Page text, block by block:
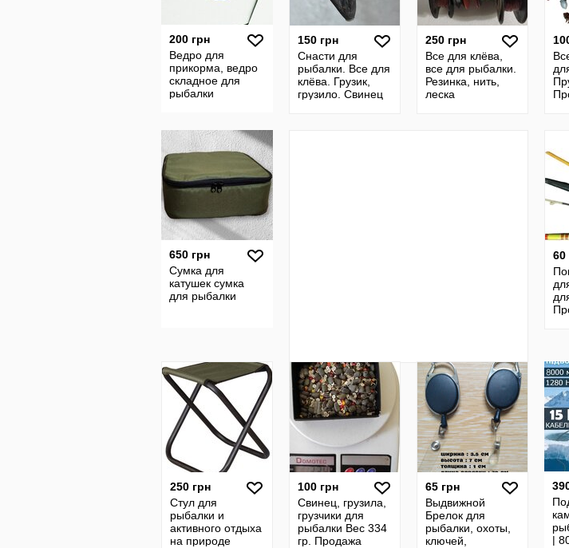
200 грн
Ведро для
прикорма, ведро
складное для
рыбалки
150 грн
Снасти для
рыбалки. Все для
клёва. Грузик,
грузило. Свинец
250 грн
Все для клёва,
все для рыбалки.
Резинка, нить,
леска
650 грн
Сумка для
катушек сумка
для рыбалки
60
250 грн
Стул для
рыбалки и
активного отдыха
на природе
100 грн
Свинец, грузила,
грузчики для
рыбалки Вес 334
гр. Продажа
65 грн
Выдвижной
Брелок для
рыбалки, охоты,
ключей,
|